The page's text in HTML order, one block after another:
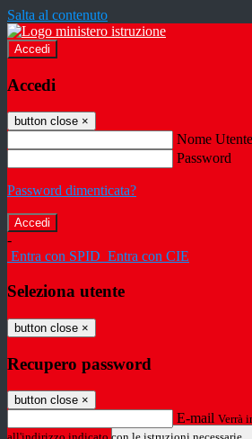
Salta al contenuto
Accedi
Accedi
button close ×
Nome Utente
Password
Password dimenticata?
-
Entra con SPID Entra con CIE
Seleziona utente
button close ×
Recupero password
button close ×
E-mail Verrà